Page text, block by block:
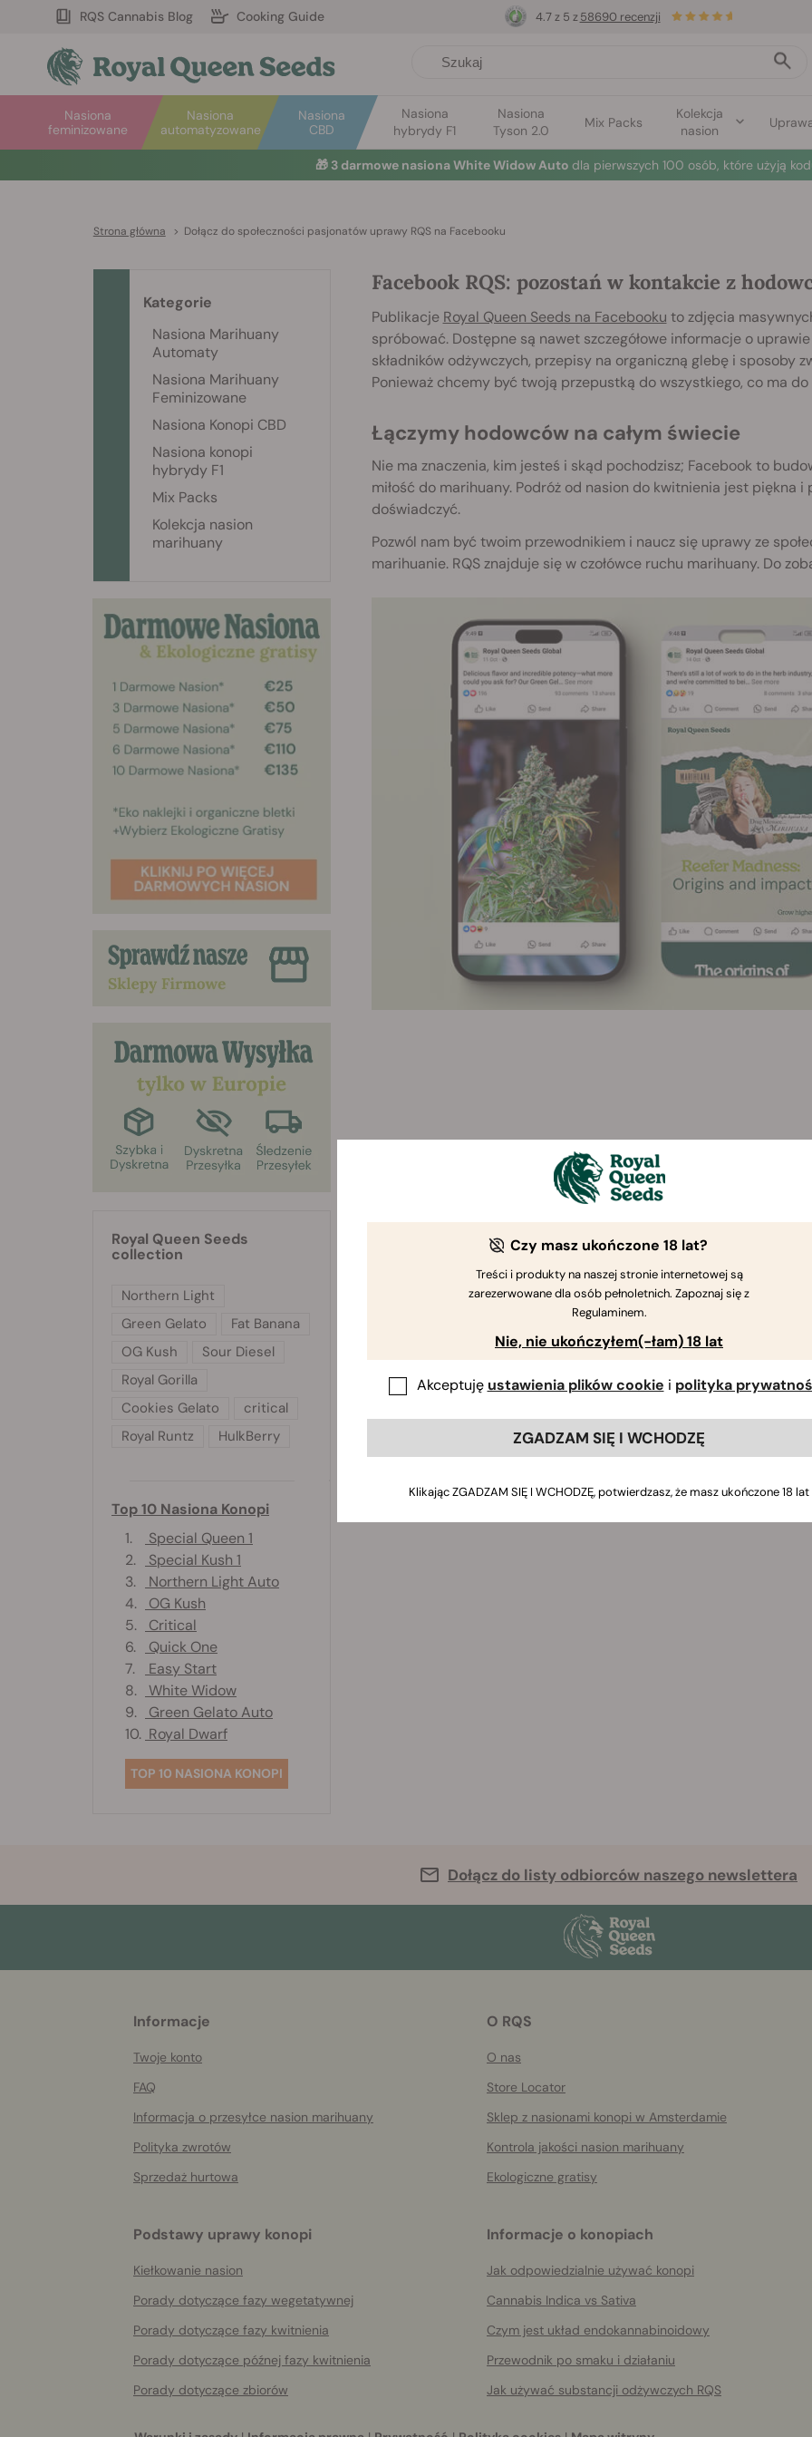
RQS Cannabis Blog Cooking Guide
Nasiona
automatyzowane
Nasiona
feminizowane
Nasiona
CBD
Nasiona
hybrydy F1
Nasiona
Tyson 2.0
Mix Packs
Kolekcja
nasion
4.7 z 5 z 58690 recenzji
🎁 3 darmowe nasiona White Widow Auto dla pierwszych 100 osób, które użyją
Strona główna > Dołącz do społeczności pasjonatów uprawy RQS na Facebooku
Facebook RQS: pozostań w kontakcie z
Publikacje Royal Queen Seeds na Facebooku to zdjęcia
spróbować. Dostępne są nawet szczegółowe informacje o
składników odżywczych, przepisy na organiczną glebę i sposoby
Ponieważ chcemy być twoją przepustką do wszystkiego, co ma
Łączymy hodowców na całym świecie
Nie ma znaczenia, kim jesteś i skąd pochodzisz; Facebook to
miłość do marihuany. Podróż od nasion do kwitnienia jest piękna
doświadczyć.
Pozwól nam być twoim przewodnikiem i naucz się uprawy ze
marihuanie. RQS znajduje się w czołówce ruchu marihuany. Do
Kategorie
Nasiona Marihuany
Automaty
Nasiona Marihuany
Feminizowane
Nasiona Konopi CBD
Nasiona konopi
hybrydy F1
Mix Packs
Kolekcja nasion
marihuany
Royal Queen Seeds
collection
Northern Light
Green Gelato
Fat Banana
OG Kush
Sour Diesel
Royal Gorilla
Cookies Gelato
critical
Royal Runtz
HulkBerry
Top 10 Nasiona Konopi
1.
Special Queen 1
2.
Special Kush 1
3.
Northern Light Auto
4.
OG Kush
5.
Critical
6.
Quick One
7.
Easy Start
8.
White Widow
9.
Green Gelato Auto
10. Royal Dwarf
TOP 10 NASIONA KONOPI
Dołącz do listy odbiorców naszego newslettera
Informacje
Twoje konto
FAQ
Informacja o przesyłce nasion marihuany
Polityka zwrotów
Sprzedaż hurtowa
O RQS
O nas
Store Locator
Sklep z nasionami konopi w Amsterdamie
Kontrola jakości nasion marihuany
Ekologiczne gratisy
Podstawy uprawy konopi
Kiełkowanie nasion
Porady dotyczące fazy wegetatywnej
Porady dotyczące fazy kwitnienia
Porady dotyczące późnej fazy kwitnienia
Porady dotyczące zbiorów
Informacje o konopiach
Jak odpowiedzialnie używać konopi
Cannabis Indica vs Sativa
Czym jest układ endokannabinoidowy
Przewodnik po smaku i działaniu
Jak używać substancji odżywczych RQS
Czy masz ukończone 18 lat?
Treści i produkty na naszej stronie internetowej są
zarezerwowane dla osób pełnoletnich. Zapoznaj się z
Regulaminem.
Nie, nie ukończyłem(-łam) 18 lat
Akceptuję ustawienia plików cookie i polityka
ZGADZAM SIĘ I WCHODZĘ
Klikając ZGADZAM SIĘ I WCHODZĘ, potwierdzasz, że masz ukończone 18 lat